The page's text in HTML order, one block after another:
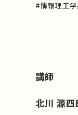
#情報理工
講師
北川 源四